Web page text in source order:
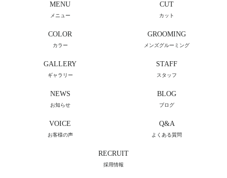
MENU
メニュー
CUT
カット
COLOR
カラー
GROOMING
メンズグルーミング
GALLERY
ギャラリー
STAFF
スタッフ
NEWS
お知らせ
BLOG
ブログ
VOICE
お客様の声
Q&A
よくある質問
RECRUIT
採用情報